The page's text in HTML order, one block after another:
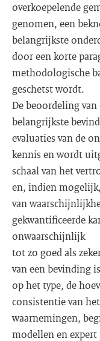
overkoepelende
genomen, een
belangrijkste
door een korte
methodologische
geschetst wordt.
De beoordeling van
belangrijkste
evaluaties van de
kennis en wordt
schaal van het
en, indien
van
gekwantificeerde
onwaarschijnlijk
tot zo goed als
van een bevinding
op het type, de
consistentie van
waarnemingen,
modellen en expert